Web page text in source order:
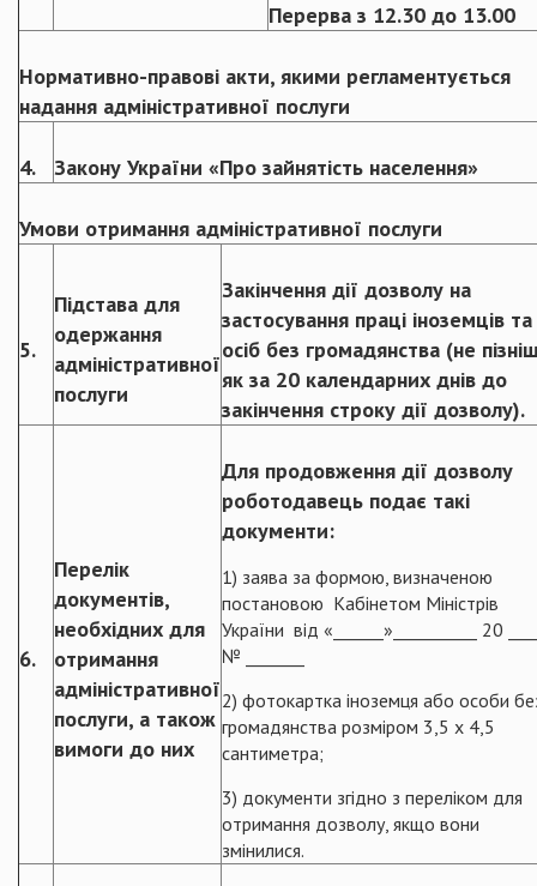
Перерва з 12.30 до 13.00
Нормативно-правові акти, якими регламентується
надання адміністративної послуги
4. Закону України «Про зайнятість населення»
Умови отримання адміністративної послуги
5.
Підстава для
одержання
адміністративної
послуги
Закінчення дії дозволу на
застосування праці іноземців та
осіб без громадянства (не
як за 20 календарних днів до
закінчення строку дії дозволу).
6.
Перелік
документів,
необхідних для
отримання
адміністративної
послуги, а також
вимоги до них
Для продовження дії дозволу
роботодавець подає такі
документи:
1) заява за формою, визначеною
постановою Кабінетом Міністрів
України від «______»__________ 20
№ _______
2) фотокартка іноземця або особи
громадянства розміром 3,5 x 4,5
сантиметра;
3) документи згідно з переліком для
отримання дозволу, якщо вони
змінилися.